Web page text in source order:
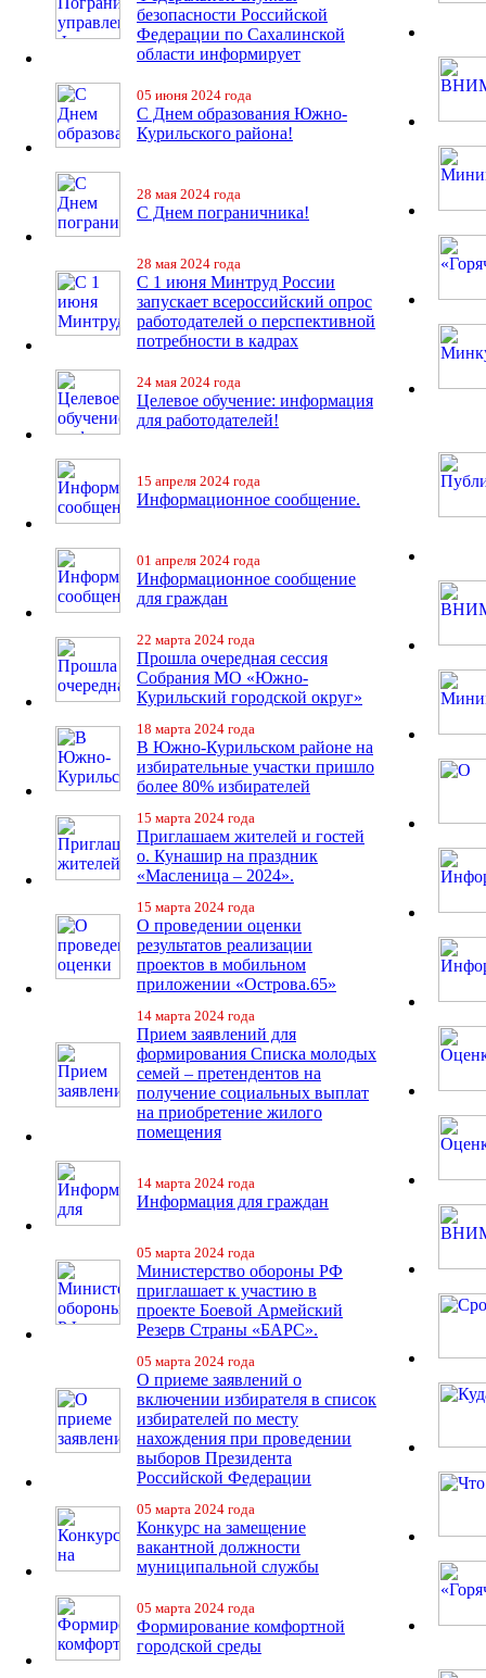
безопасности Российской
Федерации по Сахалинской
области информирует
05 июня 2024 года
С Днем образования Южно-
Курильского района!
28 мая 2024 года
С Днем пограничника!
28 мая 2024 года
С 1 июня Минтруд России
запускает всероссийский опрос
работодателей о перспективной
потребности в кадрах
24 мая 2024 года
Целевое обучение: информация
для работодателей!
15 апреля 2024 года
Информационное сообщение.
01 апреля 2024 года
Информационное сообщение
для граждан
22 марта 2024 года
Прошла очередная сессия
Собрания МО «Южно-
Курильский городской округ»
18 марта 2024 года
В Южно-Курильском районе на
избирательные участки пришло
более 80% избирателей
15 марта 2024 года
Приглашаем жителей и гостей
о. Кунашир на праздник
«Масленица – 2024».
15 марта 2024 года
О проведении оценки
результатов реализации
проектов в мобильном
приложении «Острова.65»
14 марта 2024 года
Прием заявлений для
формирования Списка молодых
семей – претендентов на
получение социальных выплат
на приобретение жилого
помещения
14 марта 2024 года
Информация для граждан
05 марта 2024 года
Министерство обороны РФ
приглашает к участию в
проекте Боевой Армейский
Резерв Страны «БАРС».
05 марта 2024 года
О приеме заявлений о
включении избирателя в список
избирателей по месту
нахождения при проведении
выборов Президента
Российской Федерации
05 марта 2024 года
Конкурс на замещение
вакантной должности
муниципальной службы
05 марта 2024 года
Формирование комфортной
городской среды